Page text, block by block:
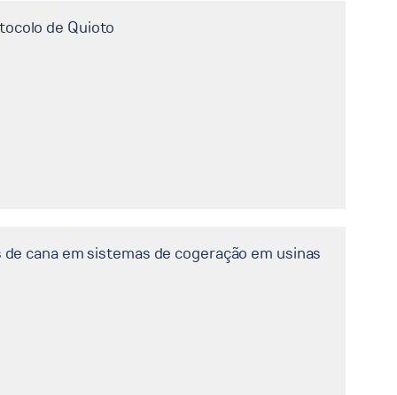
de Quioto
cana em sistemas de cogeração em usinas